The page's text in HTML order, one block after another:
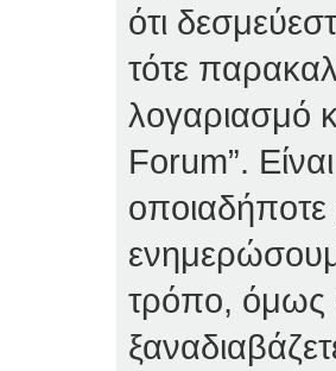
ότι
τότε
λογαριασμό
Forum”.
οποιαδήποτε
τρόπο, όμως